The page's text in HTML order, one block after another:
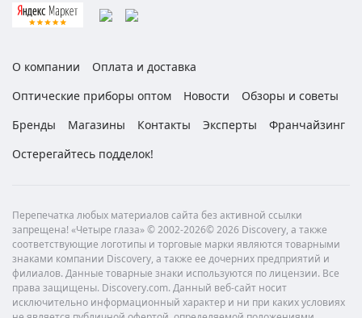
О компании
Оплата и доставка
Оптические приборы оптом
Новости
Обзоры и советы
Бренды
Магазины Контакты Эксперты
Франчайзинг
Остерегайтесь подделок!
Перепечатка любых материалов сайта без активной ссылки
запрещена! «Четыре глаза» © 2002-2026© 2026 Discovery, а также
соответствующие логотипы и торговые марки являются товарными
знаками компании Discovery, а также ее дочерних предприятий и
филиалов. Данные товарные знаки используются по лицензии. Все
права защищены. Discovery.com. Данный веб-сайт носит
исключительно информационный характер и ни при каких условиях